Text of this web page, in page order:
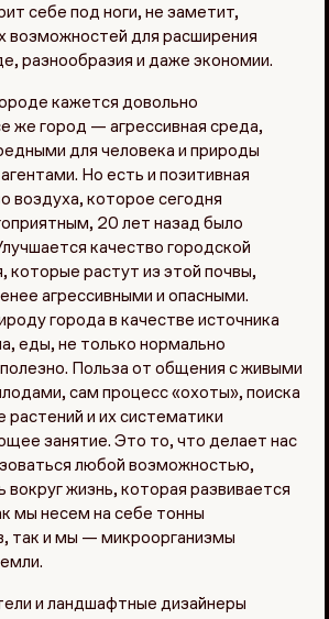
себе под ноги, не заметит,
возможностей для расширения
разнообразия и даже экономии.
кажется довольно
же город — агрессивная среда,
для человека и природы
Но есть и позитивная
воздуха, которое сегодня
20 лет назад было
качество городской
которые растут из этой почвы,
агрессивными и опасными.
города в качестве источника
еды, не только нормально
Польза от общения с живыми
сам процесс «охоты», поиска
растений и их систематики
занятие. Это то, что делает нас
любой возможностью,
вокруг жизнь, которая развивается
мы несем на себе тонны
так и мы — микроорганизмы
и ландшафтные дизайнеры